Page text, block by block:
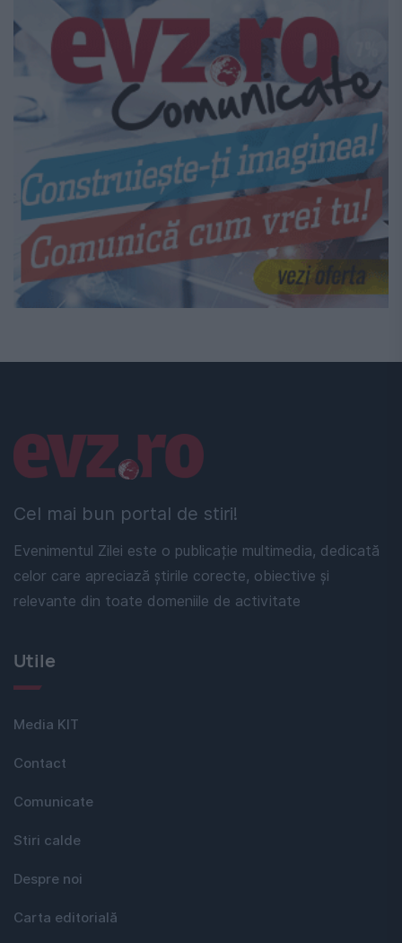
Cel mai bun portal de stiri!
Evenimentul Zilei este o publicație multimedia, dedicată
celor care apreciază știrile corecte, obiective și
relevante din toate domeniile de activitate
Linkuri utile
Utile
Media KIT
Contact
Comunicate
Stiri calde
Despre noi
Carta editorială